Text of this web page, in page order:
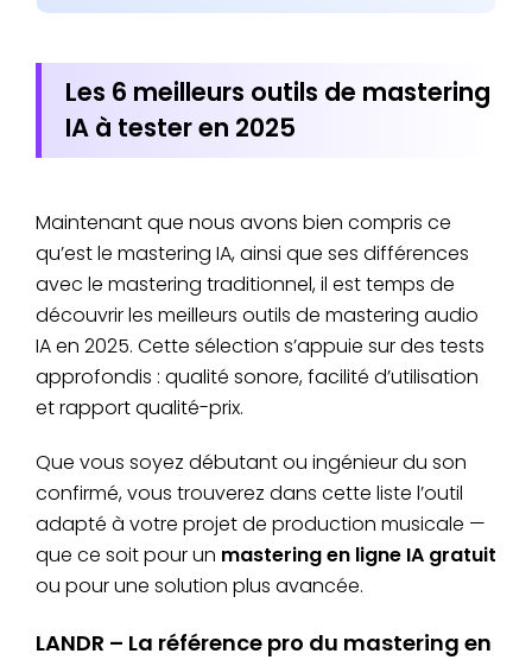
Les 6 meilleurs outils de mastering
IA à tester en 2025
Maintenant que nous avons bien compris ce
qu’est le mastering IA, ainsi que ses différences
avec le mastering traditionnel, il est temps de
découvrir les meilleurs outils de mastering audio
IA en 2025. Cette sélection s’appuie sur des tests
approfondis : qualité sonore, facilité d’utilisation
et rapport qualité-prix.
Que vous soyez débutant ou ingénieur du son
confirmé, vous trouverez dans cette liste l’outil
adapté à votre projet de production musicale —
que ce soit pour un mastering en ligne IA gratuit
ou pour une solution plus avancée.
LANDR – La référence pro du mastering en